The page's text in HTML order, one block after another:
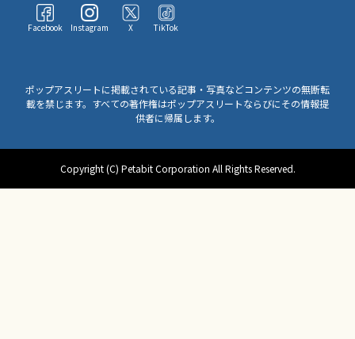
Facebook Instagram X TikTok
ポップアスリートに掲載されている記事・写真などコンテンツの無断転
載を禁じます。すべての著作権はポップアスリートならびにその情報提
供者に帰属します。
Copyright (C) Petabit Corporation All Rights Reserved.